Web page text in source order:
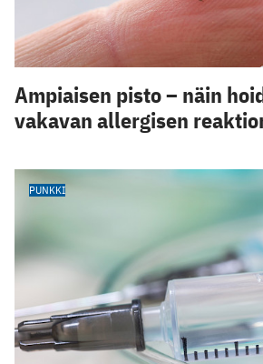
Ampiaisen pisto – näin
vakavan allergisen
PUNKKI